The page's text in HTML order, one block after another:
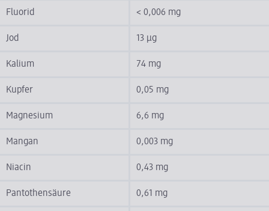
Fluorid < 0,006 mg
Jod 13 µg
Kalium 74 mg
Kupfer 0,05 mg
Magnesium 6,6 mg
Mangan 0,003 mg
Niacin 0,43 mg
Pantothensäure 0,61 mg